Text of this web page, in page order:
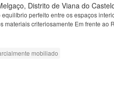
Distrito de Viana do
perfeito entre os espaços
materiais criteriosamente Em frente ao
re…
mobiliado